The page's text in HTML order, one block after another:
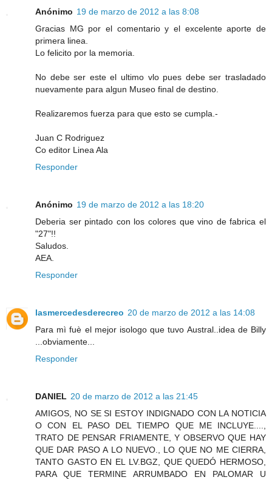
Anónimo 19 de marzo de 2012 a las 8:08
Gracias MG por el comentario y el excelente aporte de
primera linea.
Lo felicito por la memoria.
No debe ser este el ultimo vlo pues debe ser trasladado
nuevamente para algun Museo final de destino.
Realizaremos fuerza para que esto se cumpla.-
Juan C Rodriguez
Co editor Linea Ala
Responder
Anónimo 19 de marzo de 2012 a las 18:20
Deberia ser pintado con los colores que vino de fabrica el
"27"!!
Saludos.
AEA.
Responder
lasmercedesderecreo 20 de marzo de 2012 a las 14:08
Para mì fuè el mejor isologo que tuvo Austral..idea de Billy
...obviamente...
Responder
DANIEL 20 de marzo de 2012 a las 21:45
AMIGOS, NO SE SI ESTOY INDIGNADO CON LA NOTICIA
O CON EL PASO DEL TIEMPO QUE ME INCLUYE....,
TRATO DE PENSAR FRIAMENTE, Y OBSERVO QUE HAY
QUE DAR PASO A LO NUEVO., LO QUE NO ME CIERRA,
TANTO GASTO EN EL LV.BGZ, QUE QUEDÓ HERMOSO,
PARA QUE TERMINE ARRUMBADO EN PALOMAR U